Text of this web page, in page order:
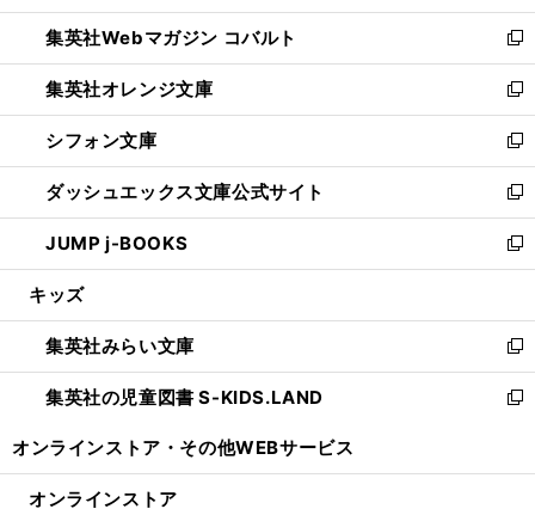
開
く
ウ
で
開
く
ン
ド
ウ
で
開
く
ウ
ィ
ン
ド
ウ
で
開
く
集英社Webマガジン コバルト
新
し
い
ウ
ィ
ン
ド
ウ
で
開
集英社オレンジ文庫
新
し
い
ウ
ィ
ン
ド
ウ
開
く
シフォン文庫
新
し
い
ウ
ィ
ン
ウ
で
開
く
ダッシュエックス文庫公式サイト
新
し
い
ウ
ン
ド
ウ
で
JUMP j-BOOKS
新
し
ウ
ィ
ン
ド
開
キッズ
集英社みらい文庫
新
し
い
ン
集英社の児童図書 S-KIDS.LAND
新
ウ
オンラインストア・ その他WEBサービス
オンラインストア